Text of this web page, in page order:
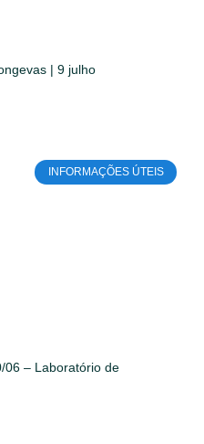
| 9 julho
INFORMAÇÕES ÚTEIS
06 – Laboratório de